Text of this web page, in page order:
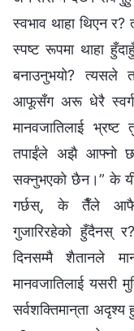
स्वभाव थाहा थिएन र?
स्पष्ट रूपमा थाहा
बनाउनुभयो? त्यसले
आफूसँग अरू धेरै
मानवजातिलाई
तपाईंले अझै आफ्‍नो छ
सक्‍नुभएको छैन।” के
गर्छस्, के तैँले
गुजारिरहेको हुँदैनस्
दिनसम्‍मै शैतानले
मानवजातिलाई यसरी
सर्वशक्तिमान्‌ता अदृश्य